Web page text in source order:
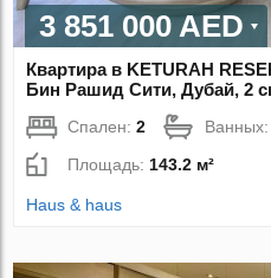
3 851 000 AED
Квартира в KETURAH
Бин Рашид Сити, Дубай, 2
Спален:2
Площадь: 143.2 м²
Haus & haus